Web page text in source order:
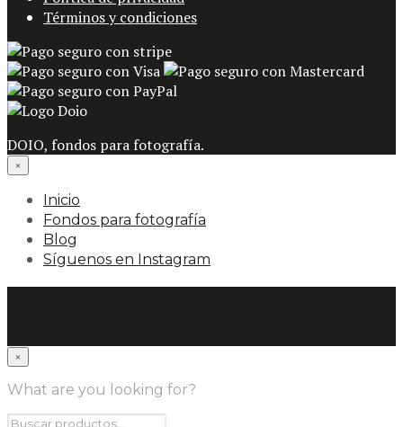
Términos y condiciones
DOIO, fondos para fotografía.
×
Inicio
Fondos para fotografía
Blog
Síguenos en Instagram
×
What are you looking for?